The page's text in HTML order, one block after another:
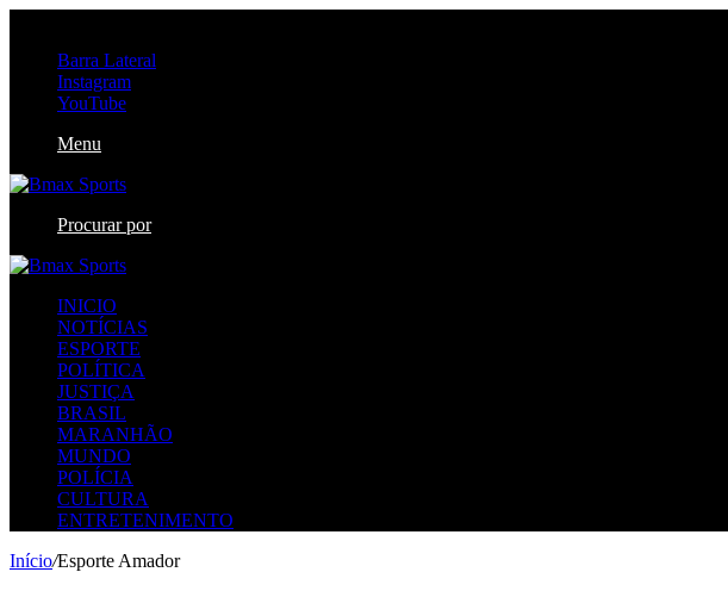
Barra Lateral
Instagram
YouTube
Menu
Procurar por
INICIO
NOTÍCIAS
ESPORTE
POLÍTICA
JUSTIÇA
BRASIL
MARANHÃO
MUNDO
POLÍCIA
CULTURA
ENTRETENIMENTO
Início/Esporte Amador